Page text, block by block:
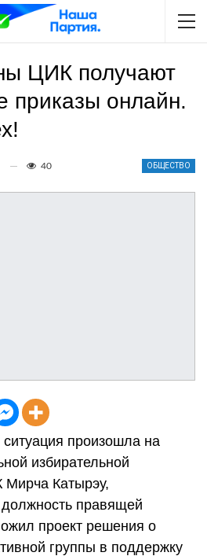
ЦИК получают
приказы онлайн.
ОБЩЕСТВО
40
произошла на
избирательной
Катырэу,
правящей
проект решения о
группы в поддержку